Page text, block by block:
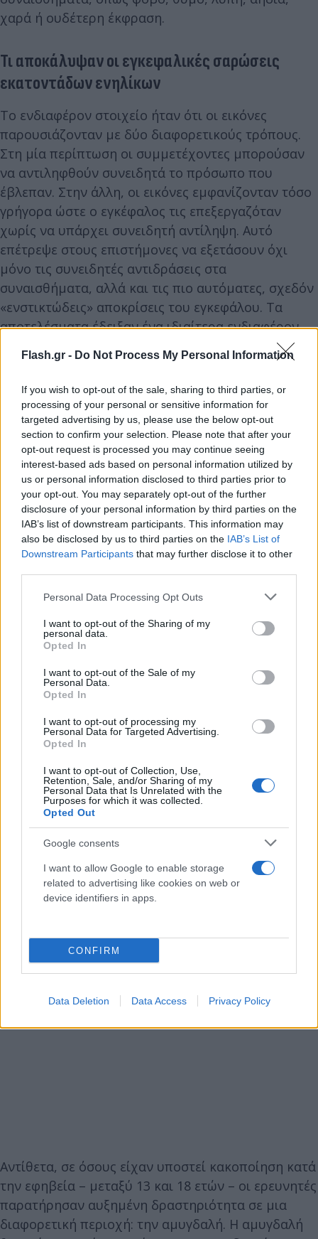
Flash.gr - Do Not Process My Personal Information
If you wish to opt-out of the sale, sharing to third parties, or
processing of your personal or sensitive information for
targeted advertising by us, please use the below opt-out
section to confirm your selection. Please note that after your
opt-out request is processed you may continue seeing
interest-based ads based on personal information utilized by
us or personal information disclosed to third parties prior to
your opt-out. You may separately opt-out of the further
disclosure of your personal information by third parties on the
IAB’s list of downstream participants. This information may
also be disclosed by us to third parties on the IAB’s List of
Downstream Participants that may further disclose it to other
Please note that this website/app uses one or more Google
not limited to your visit or usage behaviour. You may click to
grant or deny consent to Google and its third-party tags to
use your data for below specified purposes in below Google
consent section.
Personal Data Processing Opt Outs
I want to opt-out of the Sharing of my
personal data.
Opted In
I want to opt-out of the Sale of my
Personal Data.
Opted In
I want to opt-out of processing my
Personal Data for Targeted Advertising.
Opted In
I want to opt-out of Collection, Use,
Retention, Sale, and/or Sharing of my
Personal Data that Is Unrelated with the
Purposes for which it was collected.
Opted Out
Google consents
I want to allow Google to enable storage
related to advertising like cookies on web or
device identifiers in apps.
CONFIRM
Data Deletion Data Access Privacy Policy
χαρά ή ουδέτερη έκφραση.
Τι αποκάλυψαν οι εγκεφαλικές σαρώσεις
εκατοντάδων ενηλίκων
Το ενδιαφέρον στοιχείο ήταν ότι οι εικόνες
παρουσιάζονταν με δύο διαφορετικούς τρόπους.
Στη μία περίπτωση οι συμμετέχοντες μπορούσαν
να αντιληφθούν συνειδητά το πρόσωπο που
έβλεπαν. Στην άλλη, οι εικόνες εμφανίζονταν τόσο
γρήγορα ώστε ο εγκέφαλος τις επεξεργαζόταν
χωρίς να υπάρχει συνειδητή αντίληψη. Αυτό
επέτρεψε στους επιστήμονες να εξετάσουν όχι
μόνο τις συνειδητές αντιδράσεις στα
συναισθήματα, αλλά και τις πιο αυτόματες, σχεδόν
«ενστικτώδεις» αποκρίσεις του εγκεφάλου. Τα
αποτελέσματα έδειξαν ένα ιδιαίτερα ενδιαφέρον
μοτίβο: άτομα που είχαν υποστεί κακοποίηση πριν
από την ηλικία των 13 ετών εμφάνιζαν αυξημένη
δραστηριότητα στον ιππόκαμπο, όταν ο εγκέφαλός
τους επεξεργαζόταν αρνητικά συναισθήματα χωρίς
συνειδητή αντίληψη.
Ο ιππόκαμπος είναι μια περιοχή του εγκεφάλου
που συνδέεται στενά με τη μνήμη και τη σύνδεση
εμπειριών με συναισθηματικό περιεχόμενο. Οι
ερευνητές εκτιμούν ότι οι πρώιμες τραυματικές
εμπειρίες ίσως «κωδικοποιούνται» βαθιά στον
εγκέφαλο και αργότερα ενεργοποιούνται αυτόματα
όταν εμφανίζονται αρνητικά ερεθίσματα, ακόμη κι
αν το άτομο δεν τα αντιλαμβάνεται συνειδητά. Με
απλά λόγια, ο εγκέφαλος ίσως συνεχίζει να αντιδρά
σε σήματα κινδύνου που θυμίζουν παλαιότερες
εμπειρίες, ακόμη κι αν το άτομο δεν
συνειδητοποιεί ότι συμβαίνει κάτι τέτοιο.
Αντίθετα, σε όσους είχαν υποστεί κακοποίηση κατά
την εφηβεία – μεταξύ 13 και 18 ετών – οι ερευνητές
παρατήρησαν αυξημένη δραστηριότητα σε μια
διαφορετική περιοχή: την αμυγδαλή. Η αμυγδαλή